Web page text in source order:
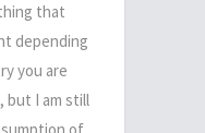
that
depending
you are
but I am still